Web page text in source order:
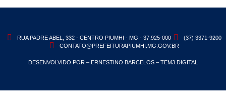
RUA PADRE ABEL, 332 - CENTRO PIUMHI - MG - 37.925-000
(37) 3371-9200
CONTATO@PREFEITURAPIUMHI.MG.GOV.BR
DESENVOLVIDO POR – ERNESTINO BARCELOS – TEM3.DIGITAL